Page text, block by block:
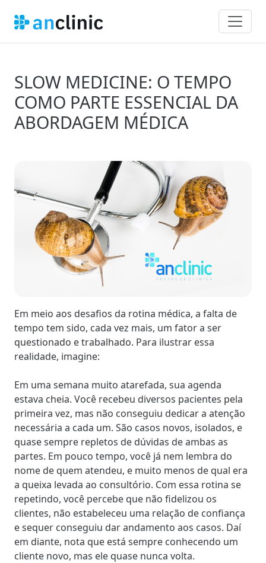
SLOW MEDICINE: O TEMPO
COMO PARTE ESSENCIAL DA
ABORDAGEM MÉDICA
Em meio aos desafios da rotina médica, a falta de
tempo tem sido, cada vez mais, um fator a ser
questionado e trabalhado. Para ilustrar essa
realidade, imagine:
Em uma semana muito atarefada, sua agenda
estava cheia. Você recebeu diversos pacientes pela
primeira vez, mas não conseguiu dedicar a atenção
necessária a cada um. São casos novos, isolados, e
quase sempre repletos de dúvidas de ambas as
partes. Em pouco tempo, você já nem lembra do
nome de quem atendeu, e muito menos de qual era
a queixa levada ao consultório. Com essa rotina se
repetindo, você percebe que não fidelizou os
clientes, não estabeleceu uma relação de confiança
e sequer conseguiu dar andamento aos casos. Daí
em diante, nota que está sempre conhecendo um
cliente novo, mas ele quase nunca volta.